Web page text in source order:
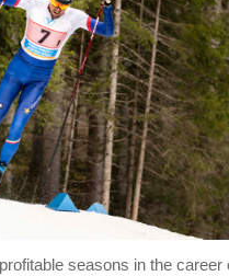
seasons in the career